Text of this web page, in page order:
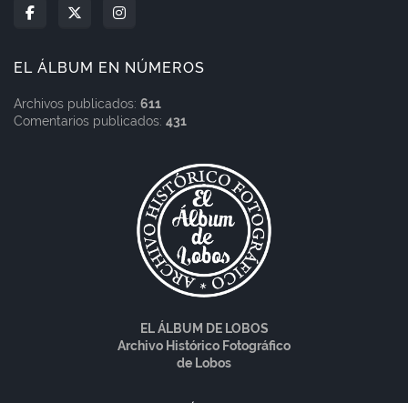
EL ÁLBUM EN NÚMEROS
Archivos publicados: 611
Comentarios publicados: 431
EL ÁLBUM DE LOBOS
Archivo Histórico Fotográfico
de Lobos